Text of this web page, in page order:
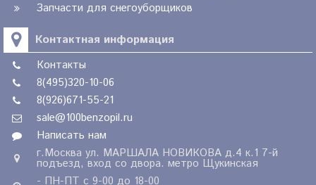
Запчасти для снегоуборщиков
Контактная информация
Контакты
8(495)320-10-06
8(926)671-55-21
sale@100benzopil.ru
Написать нам
г.Москва ул. МАРШАЛА НОВИКОВА д.4 к.1 7-й
подъезд, вход со двора. метро Щукинская
- ПН-ПТ с 9-00 до 18-00